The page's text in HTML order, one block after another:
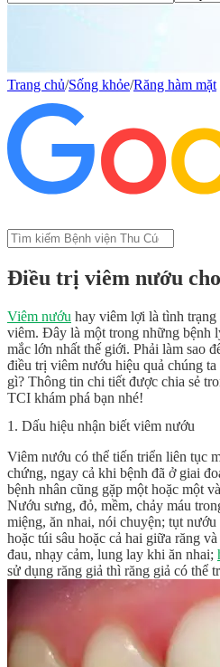
Trang chủ/Sống khỏe/Răng hàm mặt
Điều trị viêm nướu
Viêm nướu hay viêm lợi là tình
viêm. Đây là một trong những bệnh
mắc lớn nhất thế giới. Phải làm sao
điều trị viêm nướu hiệu quả chúng
gì? Thông tin chi tiết được chia sẻ
TCI khám phá bạn nhé!
1. Dấu hiệu nhận biết viêm nướu
Viêm nướu có thể tiến triển liên tục
chứng, ngay cả khi bệnh đã ở giai
bệnh nhân cũng gặp một hoặc một
Nướu sưng, đỏ, mềm, chảy máu
miệng, ăn nhai, nói chuyện; tụt
hoặc túi sâu hoặc cả hai giữa răng
đau, nhạy cảm, lung lay khi ăn nhai;
sử dụng răng giả thì răng giả có thể